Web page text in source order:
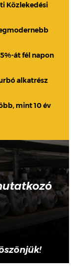
Közlekedési
át fél napon
alkatrész
mint 10 év